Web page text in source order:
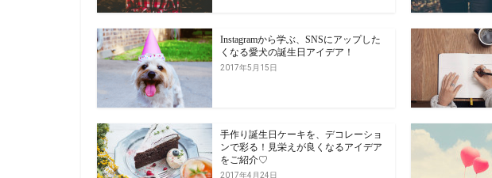
Instagramから学ぶ、SNSにアップした
くなる愛犬の誕生日アイデア！
2017年5月15日
手作り誕生日ケーキを、デコレーショ
ンで彩る！見栄えが良くなるアイデア
をご紹介♡
2017年4月24日